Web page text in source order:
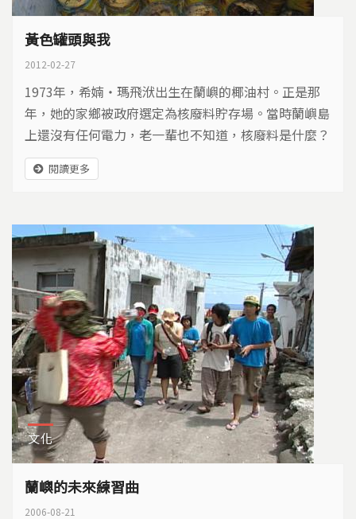
黃色罐頭與我
2012-02-27
1973年，希婻‧瑪飛洑出生在蘭嶼的椰油村。正是那
年，她的家鄉被政府選定為核廢料貯存場。當時蘭嶼島
上還沒有任何電力，老一輩也不知道，核廢料是什麼？
1982年，蘭嶼全島終於有了電力。幾乎是同一個時
間，第一批核廢料進入蘭嶼。一直到1988年的2月20
閱讀更多
文化
蘭嶼的未來練習曲
2006-08-21